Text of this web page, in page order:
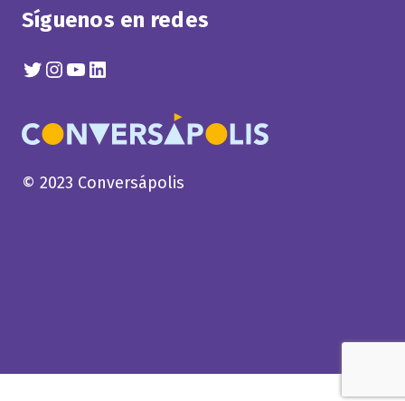
Síguenos en redes
Twitter
Instagram
YouTube
Linkedin
© 2023 Conversápolis